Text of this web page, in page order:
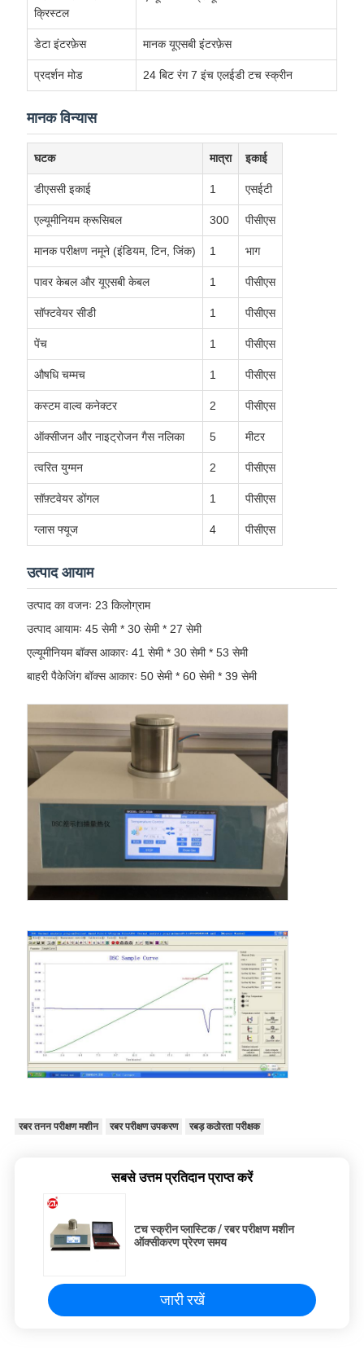
क्रिस्टल
डेटा इंटरफ़ेस मानक यूएसबी इंटरफ़ेस
प्रदर्शन मोड 24 बिट रंग 7 इंच एलईडी टच स्क्रीन
मानक विन्यास
घटक मात्रा इकाई
डीएससी इकाई 1 एसईटी
एल्यूमीनियम क्रूसिबल 300 पीसीएस
मानक परीक्षण नमूने (इंडियम, टिन, जिंक) 1 भाग
पावर केबल और यूएसबी केबल 1 पीसीएस
सॉफ्टवेयर सीडी 1 पीसीएस
पेंच 1 पीसीएस
औषधि चम्मच 1 पीसीएस
कस्टम वाल्व कनेक्टर 2 पीसीएस
ऑक्सीजन और नाइट्रोजन गैस नलिका 5 मीटर
त्वरित युग्मन 2 पीसीएस
सॉफ़्टवेयर डोंगल 1 पीसीएस
ग्लास फ्यूज 4 पीसीएस
उत्पाद आयाम
उत्पाद का वजनः 23 किलोग्राम
उत्पाद आयामः 45 सेमी * 30 सेमी * 27 सेमी
एल्यूमीनियम बॉक्स आकारः 41 सेमी * 30 सेमी * 53 सेमी
बाहरी पैकेजिंग बॉक्स आकारः 50 सेमी * 60 सेमी * 39 सेमी
रबर तनन परीक्षण मशीन रबर परीक्षण उपकरण रबड़ कठोरता परीक्षक
सबसे उत्तम प्रतिदान प्राप्त करें
टच स्क्रीन प्लास्टिक / रबर परीक्षण मशीन
ऑक्सीकरण प्रेरण समय
जारी रखें